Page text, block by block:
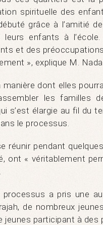
spirituelle des
grâce à l’amitié
enfants à
et des
», explique M.
dont elles
les familles
s’est élargie au fil du
le processus.
réunir pendant
ont « véritablement
a pris une
de nombreux
participant à des